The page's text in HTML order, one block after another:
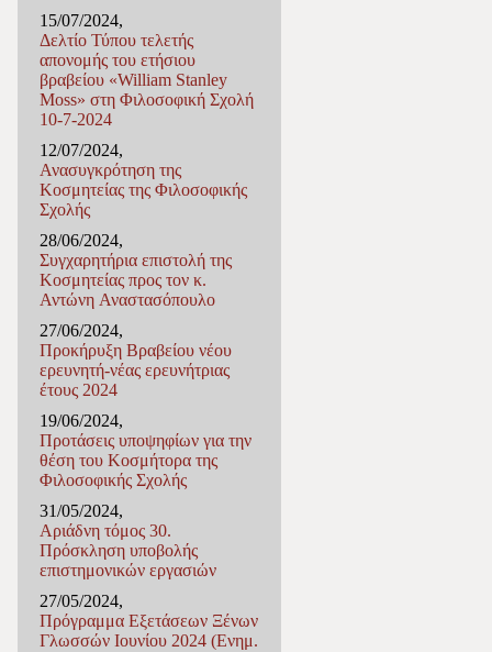
15/07/2024,
Δελτίο Τύπου τελετής
απονομής του ετήσιου
βραβείου «William Stanley
Moss» στη Φιλοσοφική Σχολή
10-7-2024
12/07/2024,
Ανασυγκρότηση της
Κοσμητείας της Φιλοσοφικής
Σχολής
28/06/2024,
Συγχαρητήρια επιστολή της
Κοσμητείας προς τον κ.
Αντώνη Αναστασόπουλο
27/06/2024,
Προκήρυξη Βραβείου νέου
ερευνητή-νέας ερευνήτριας
έτους 2024
19/06/2024,
Προτάσεις υποψηφίων για την
θέση του Κοσμήτορα της
Φιλοσοφικής Σχολής
31/05/2024,
Αριάδνη τόμος 30.
Πρόσκληση υποβολής
επιστημονικών εργασιών
27/05/2024,
Πρόγραμμα Εξετάσεων Ξένων
Γλωσσών Ιουνίου 2024 (Ενημ.